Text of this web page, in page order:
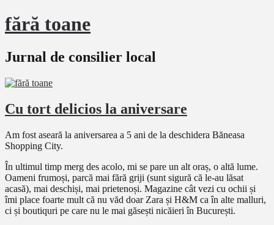
fără toane
Jurnal de consilier local
Cu tort delicios la aniversare
Am fost aseară la aniversarea a 5 ani de la deschidera Băneasa
Shopping City.
În ultimul timp merg des acolo, mi se pare un alt oraș, o altă lume.
Oameni frumoși, parcă mai fără griji (sunt sigură că le-au lăsat
acasă), mai deschiși, mai prietenoși. Magazine cât vezi cu ochii și
îmi place foarte mult că nu văd doar Zara și H&M ca în alte malluri,
ci și boutiquri pe care nu le mai găsești nicăieri în București.